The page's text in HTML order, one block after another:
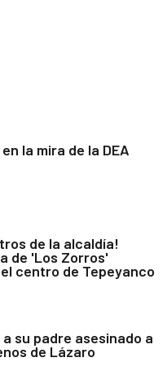
la mira de la DEA
de la alcaldía!
de 'Los Zorros'
centro de Tepeyanco
su padre asesinado a
de Lázaro